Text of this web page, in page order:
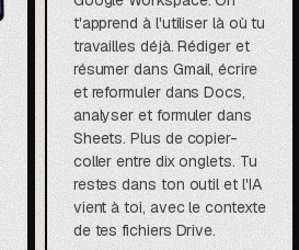
t'apprend à l'utiliser là où tu
travailles déjà. Rédiger et
résumer dans Gmail, écrire
et reformuler dans Docs,
analyser et formuler dans
Sheets. Plus de copier-
coller entre dix onglets. Tu
restes dans ton outil et l'IA
vient à toi, avec le contexte
de tes fichiers Drive.